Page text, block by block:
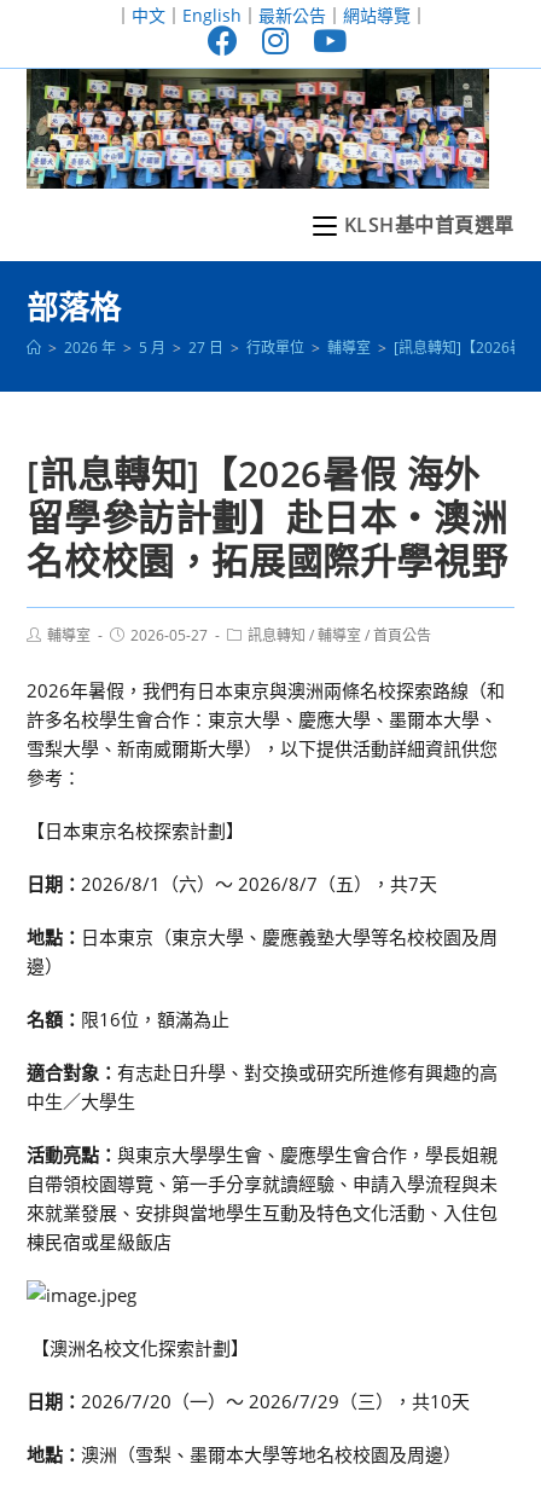
至
｜ 中文｜ English ｜ 最新公告｜ 網站導覽｜
KLSH基中首頁選單
部落格
> 2026 年 > 5 月 > 27 日 > 行政單位 > 輔導室 > [訊息轉知]【2026暑
[訊息轉知]【2026暑假 海外
留學參訪計劃】赴日本・澳洲
名校校園，拓展國際升學視野
Post輔導室
Post2026-05-27
Post訊息轉知 / 輔導室 / 首頁公告
2026年暑假，我們有日本東京與澳洲兩條名校探索路線（和
許多名校學生會合作：東京大學、慶應大學、墨爾本大學、
雪梨大學、新南威爾斯大學），以下提供活動詳細資訊供您
參考：
【日本東京名校探索計劃】
日期：2026/8/1（六）～ 2026/8/7（五），共7天
地點： 日本東京（東京大學、慶應義塾大學等名校校園及周
邊）
名額： 限16位，額滿為止
適合對象：有志赴日升學、對交換或研究所進修有興趣的高
中生／大學生
活動亮點：與東京大學學生會、慶應學生會合作，學長姐親
自帶領校園導覽、第一手分享就讀經驗、申請入學流程與未
來就業發展、安排與當地學生互動及特色文化活動、入住包
棟民宿或星級飯店
【澳洲名校文化探索計劃】
日期：2026/7/20（一）～ 2026/7/29（三），共10天
地點：澳洲（雪梨、墨爾本大學等地名校校園及周邊）